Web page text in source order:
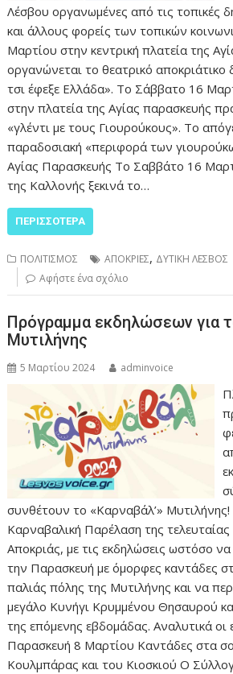
Λέσβου οργανωμένες από τις τοπικές
και άλλους φορείς των τοπικών
Μαρτίου στην κεντρική πλατεία της
οργανώνεται το θεατρικό
τσι έφεξε Ελλάδα». Το Σάββατο 16
στην πλατεία της Αγίας παρασκευής
«γλέντι με τους Γιουρούκους». Το
παραδοσιακή «περιφορά των
Αγίας Παρασκευής Το Σαββάτο 16
της Καλλονής ξεκινά το…
ΠΕΡΙΣΣΌΤΕΡΑ
ΠΟΛΙΤΙΣΜΟΣ ΑΠΟΚΡΙΕΣ, ΔΥΤΙΚΗ ΛΕΣΒΟΣ
Αφήστε ένα σχόλιο
Πρόγραμμα εκδηλώσεων για
Μυτιλήνης
5 Μαρτίου 2024 adminvoice
συνθέτουν το «Καρναβάλ’» Μυτιλήνης!
Καρναβαλική Παρέλαση της τελευταίας
Αποκριάς, με τις εκδηλώσεις ωστόσο
την Παρασκευή με όμορφες καντάδες
παλιάς πόλης της Μυτιλήνης και να
μεγάλο Κυνήγι Κρυμμένου Θησαυρού
της επόμενης εβδομάδας. Αναλυτικά οι
Παρασκευή 8 Μαρτίου Καντάδες στα
Κουλμπάρας και του Κιοσκιού Ο